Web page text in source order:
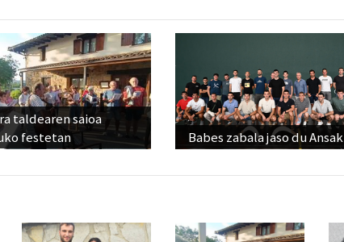
taldearen saioa
festetan
Babes zabala jaso du Ansak